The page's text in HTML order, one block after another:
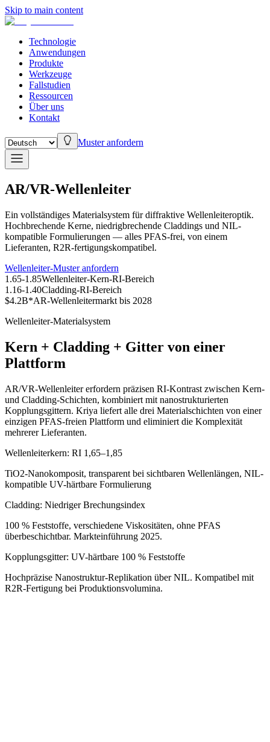
Skip to main content
Technologie
Anwendungen
Produkte
Werkzeuge
Fallstudien
Ressourcen
Über uns
Kontakt
Muster anfordern
AR/VR-Wellenleiter
Ein vollständiges Materialsystem für diffraktive Wellenleiteroptik.
Hochbrechende Kerne, niedrigbrechende Claddings und NIL-
kompatible Formulierungen — alles PFAS-frei, von einem
Lieferanten, R2R-fertigungskompatibel.
Wellenleiter-Muster anfordern
1.65-1.85Wellenleiter-Kern-RI-Bereich
1.16-1.40Cladding-RI-Bereich
$4.2B*AR-Wellenleitermarkt bis 2028
Wellenleiter-Materialsystem
Kern + Cladding + Gitter von einer
Plattform
AR/VR-Wellenleiter erfordern präzisen RI-Kontrast zwischen Kern-
und Cladding-Schichten, kombiniert mit nanostrukturierten
Kopplungsgittern. Kriya liefert alle drei Materialschichten von einer
einzigen PFAS-freien Plattform und eliminiert die Komplexität
mehrerer Lieferanten.
Wellenleiterkern: RI 1,65–1,85
TiO2-Nanokomposit, transparent bei sichtbaren Wellenlängen, NIL-
kompatible UV-härtbare Formulierung
Cladding: Niedriger Brechungsindex
100 % Feststoffe, verschiedene Viskositäten, ohne PFAS
überbeschichtbar. Markteinführung 2025.
Kopplungsgitter: UV-härtbare 100 % Feststoffe
Hochpräzise Nanostruktur-Replikation über NIL. Kompatibel mit
R2R-Fertigung bei Produktionsvolumina.